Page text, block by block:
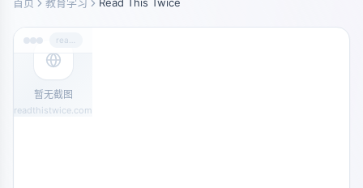
暂无截图
readthistwice.com